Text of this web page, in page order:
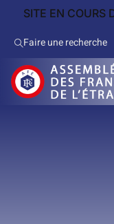
SITE EN COURS
Faire une recherche